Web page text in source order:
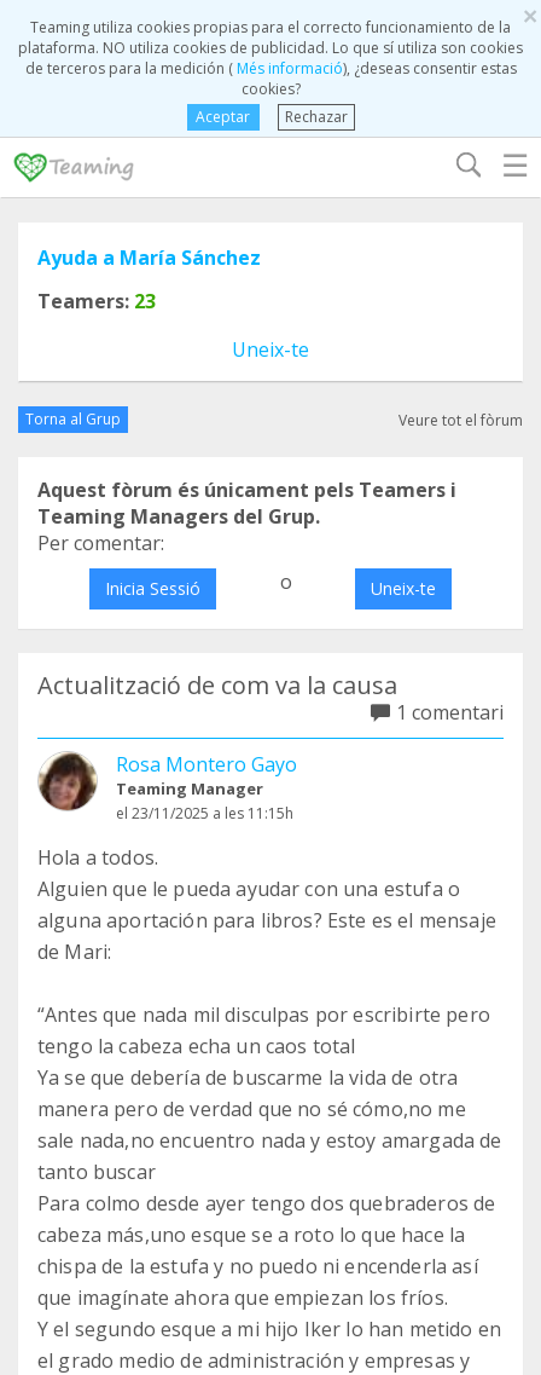
×
Teaming utiliza cookies propias para el correcto funcionamiento de la
plataforma. NO utiliza cookies de publicidad. Lo que sí utiliza son cookies
de terceros para la medición (Més informació), ¿deseas consentir estas
cookies?
Aceptar
Rechazar
☰
Ayuda a María Sánchez
Teamers: 23
Uneix-te
Torna al Grup Veure tot el fòrum
Aquest fòrum és únicament pels Teamers i
Teaming Managers del Grup.
Per comentar:
Inicia Sessió o Uneix-te
Actualització de com va la causa
1 comentari
Rosa Montero Gayo
Teaming Manager
el 23/11/2025 a les 11:15h
Hola a todos.
Alguien que le pueda ayudar con una estufa o
alguna aportación para libros? Este es el mensaje
de Mari:
“Antes que nada mil disculpas por escribirte pero
tengo la cabeza echa un caos total
Ya se que debería de buscarme la vida de otra
manera pero de verdad que no sé cómo,no me
sale nada,no encuentro nada y estoy amargada de
tanto buscar
Para colmo desde ayer tengo dos quebraderos de
cabeza más,uno esque se a roto lo que hace la
chispa de la estufa y no puedo ni encenderla así
que imagínate ahora que empiezan los fríos.
Y el segundo esque a mi hijo Iker lo han metido en
el grado medio de administración y empresas y